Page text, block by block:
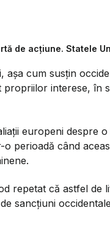
de acțiune. Statele
cum susţin
propriilor interese, în
europeni despre
perioadă când
repetat că astfel de
sancţiuni